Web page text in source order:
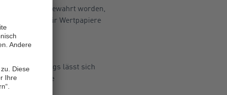
Safes aufbewahrt worden,
1.500 Euro für Wertpapiere
die
Allerdings lässt sich
einzelne